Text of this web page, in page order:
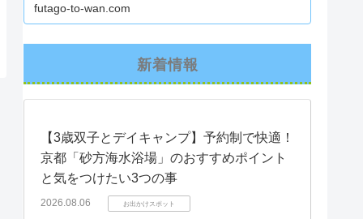
#イラスト日記
futago-to-wan.com
新着情報
【3歳双子とデイキャンプ】予約制で快適！
京都「砂方海水浴場」のおすすめポイント
と気をつけたい3つの事
2026.08.06 お出かけスポット